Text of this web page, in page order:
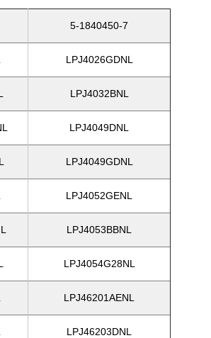
5-1840450-7
LPJ4026GDNL
LPJ4032BNL
LPJ4049DNL
LPJ4049GDNL
LPJ4052GENL
LPJ4053BBNL
LPJ4054G28NL
LPJ46201AENL
LPJ46203DNL